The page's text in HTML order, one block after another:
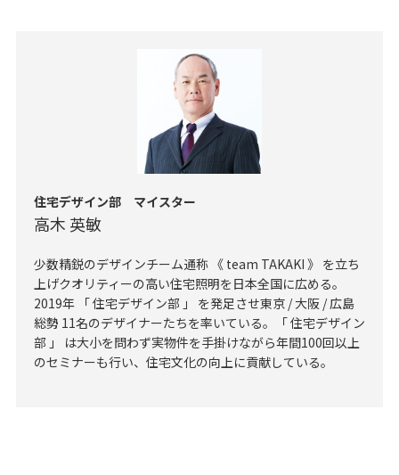
住宅デザイン部 マイスター
高木 英敏
少数精鋭のデザインチーム通称 《 team TAKAKI 》 を立ち
上げクオリティーの高い住宅照明を日本全国に広める。
2019年 「 住宅デザイン部 」 を発足させ東京 / 大阪 / 広島
総勢 11名のデザイナーたちを率いている。「 住宅デザイン
部 」 は大小を問わず実物件を手掛けながら年間100回以上
のセミナーも行い、住宅文化の向上に貢献している。